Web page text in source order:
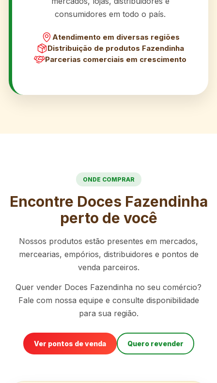
consumidores em todo o país.
Atendimento em diversas regiões
Distribuição de produtos Fazendinha
Parcerias comerciais em crescimento
ONDE COMPRAR
Encontre Doces Fazendinha
perto de você
Nossos produtos estão presentes em mercados,
mercearias, empórios, distribuidores e pontos de
venda parceiros.
Quer vender Doces Fazendinha no seu comércio?
Fale com nossa equipe e consulte disponibilidade
para sua região.
Ver pontos de venda Quero revender